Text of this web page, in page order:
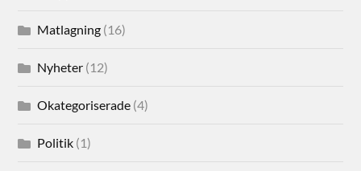
Matlagning (16)
Nyheter (12)
Okategoriserade (4)
Politik (1)